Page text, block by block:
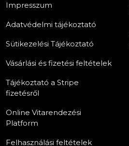
Impresszum
Adatvédelmi tájékoztató
Sütikezelési Tájékoztató
Vásárlási és fizetési feltételek
Tájékoztató a Stripe
fizetésről
Online Vitarendezési
Platform
Felhasználási feltételek